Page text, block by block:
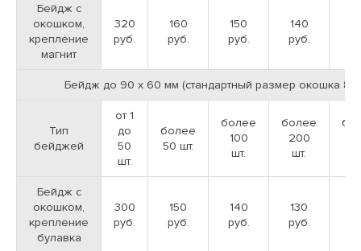
- дообрезной формат макета
- - поле для вашей информации
- - контур реза макета
Мы принимаем файлы:
Доставка в день готовности
Наша типография доставляет заказы в день
готовности тиража. Время, которое придётся
затратить на изготовление заказанной вами
продукции, зависит от сложности работы. Сроки
знать, в какой из дней вам ждать звонка от
сотрудника компании. В день готовности печатной
продукции мы дополнительно связываемся с
клиентом и вновь оговариваем условия доставки.
В течение суток вы получите свой заказ.
Это самый распространенный способ оплаты, который
выбирают наши частные клиенты. Он предполагает, что
заказ оплачивается в момент его оформления – вам
нужно просто приехать к нам и передать деньги.
Перевод денег на карту сбербанк
Согласен(-а) на
обработку персональных
данных
Бейдж с
окошком,
крепление
магнит
320
руб.
160
руб.
150
руб.
140
руб.
Бейдж до 90 х 60 мм (стандартный размер окошка 80
Тип
бейджей
от 1
до
50
шт.
более
50 шт.
более
100
шт.
более
200
шт.
Бейдж с
окошком,
крепление
булавка
300
руб.
150
руб.
140
руб.
130
руб.